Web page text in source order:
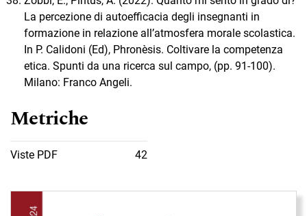
La percezione di autoefficacia degli insegnanti in
formazione in relazione all’atmosfera morale scolastica.
In P. Calidoni (Ed), Phronèsis. Coltivare la competenza
etica. Spunti da una ricerca sul campo, (pp. 91-100).
Milano: Franco Angeli.
Metriche
Viste PDF 42
Immagine di copertina